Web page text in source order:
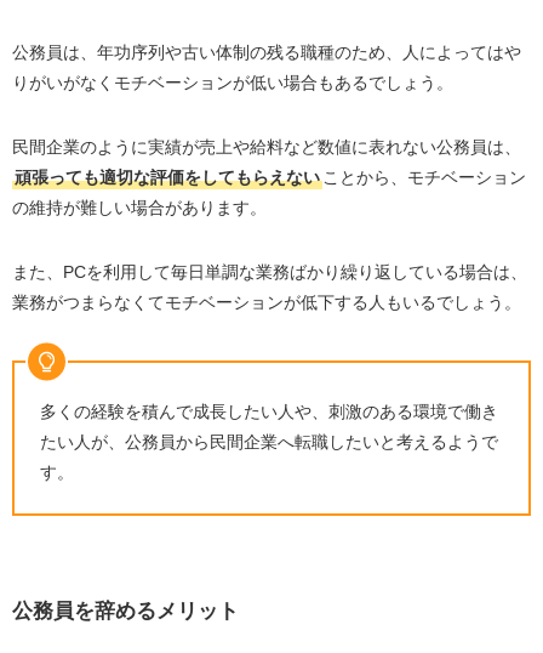
公務員は、年功序列や古い体制の残る職種のため、人によってはや
りがいがなくモチベーションが低い場合もあるでしょう。
民間企業のように実績が売上や給料など数値に表れない公務員は、
頑張っても適切な評価をしてもらえないことから、モチベーション
の維持が難しい場合があります。
また、 PCを利用して毎日単調な業務ばかり繰り返している場合は、
業務がつまらなくてモチベーションが低下する人もいるでしょう。
多くの経験を積んで成長したい人や、刺激のある環境で働き
たい人が、公務員から民間企業へ転職したいと考えるようで
す。
公務員を辞めるメリット